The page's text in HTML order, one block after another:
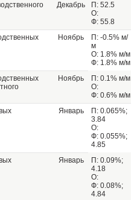
Декабрь
П: 52.5
О:
Ф: 55.8
Ноябрь
П: -0.5% м/
м
О: 1.8% м/м
Ф: 1.8% м/м
Ноябрь
П: 0.1% м/м
О:
Ф: 0.6% м/м
Январь
П: 0.065%;
3.84
О:
Ф: 0.055%;
4.85
Январь
П: 0.09%;
4.18
О:
Ф: 0.08%;
4.84